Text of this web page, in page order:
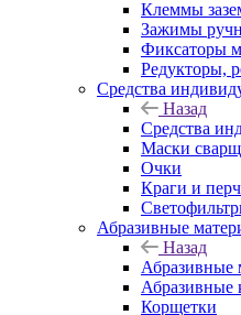
Клеммы
Зажимы
Фиксаторы
Редукторы,
Средства
Назад
Средства
Маски
Очки
Краги и
Абразивные
Назад
Абразивные
Абразивные
Корщетки